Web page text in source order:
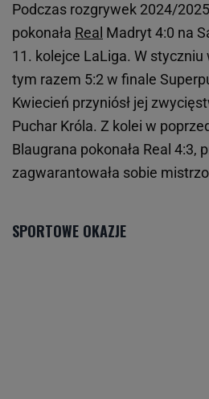
Podczas rozgrywek 2024/
pokonała Real Madryt 4:0 na
11. kolejce LaLiga. W styczniu
tym razem 5:2 w finale
Kwiecień przyniósł jej
Puchar Króla. Z kolei w
Blaugrana pokonała Real 4:3,
zagwarantowała sobie